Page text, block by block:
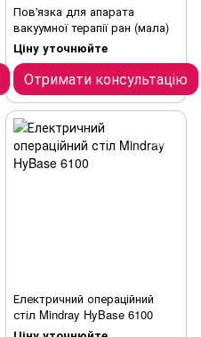
Пов'язка для апарата
вакуумної терапії ран (мала)
Ціну уточнюйте
Отримати консультацію
Електричний операційний
стіл Mindray HyBase 6100